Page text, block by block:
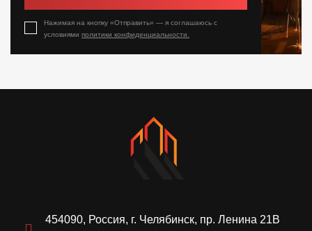
Нажимая на кнопку «Отправить» — я соглашаюсь с
условиями политики конфиденциальности.
454090, Россия, г. Челябинск, пр. Ленина 21В